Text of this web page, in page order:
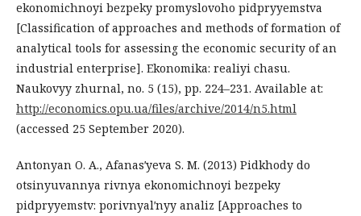
ekonomichnoyi bezpeky promyslovoho pidpryyemstva
[Classification of approaches and methods of formation of
analytical tools for assessing the economic security of an
industrial enterprise]. Ekonomika: realiyi chasu.
Naukovyy zhurnal, no. 5 (15), pp. 224–231. Available at:
http://economics.opu.ua/files/archive/2014/n5.html
(accessed 25 September 2020).
Antonyan O. A., Afanasʹyeva S. M. (2013) Pidkhody do
otsinyuvannya rivnya ekonomichnoyi bezpeky
pidpryyemstv: porivnyalʹnyy analiz [Approaches to